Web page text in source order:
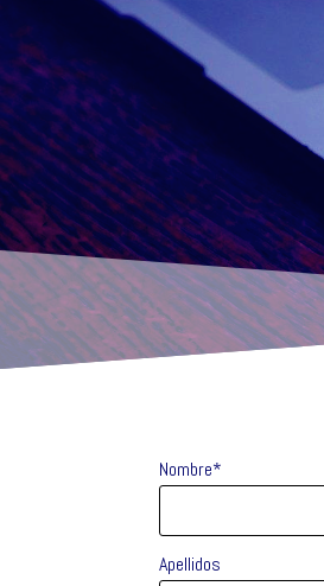
Nombre*
Apellidos